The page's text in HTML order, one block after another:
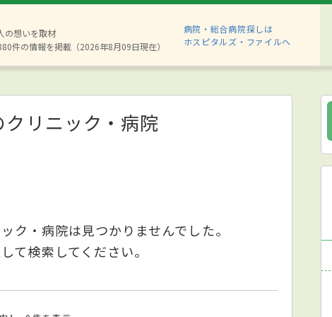
の想いを取材
件の情報を掲載（2026年8月09日現在）
病院・総合病院探しは
ホスピタルズ・ファイルへ
クリニック・病院
ク・病院は見つかりませんでした。
て検索してください。